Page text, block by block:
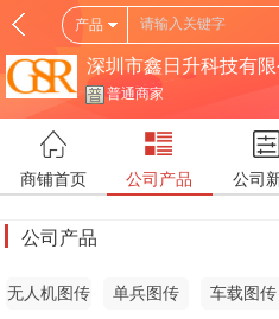
产品
深圳市鑫日升科技有限
普通商家
商铺首页 公司产品 公司
公司产品
无人机图传 单兵图传 车载图传